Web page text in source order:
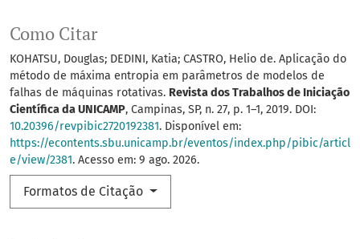
Como Citar
KOHATSU, Douglas; DEDINI, Katia; CASTRO, Helio de. Aplicação do
método de máxima entropia em parâmetros de modelos de
falhas de máquinas rotativas. Revista dos Trabalhos de Iniciação
Científica da UNICAMP, Campinas, SP, n. 27, p. 1–1, 2019. DOI:
10.20396/revpibic2720192381. Disponível em:
https://econtents.sbu.unicamp.br/eventos/index.php/pibic/articl
e/view/2381. Acesso em: 9 ago. 2026.
Formatos de Citação